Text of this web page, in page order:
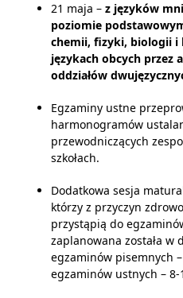
21 maja – z języków
poziomie
chemii, fizyki, biologii i
językach obcych przez
oddziałów
Egzaminy ustne
harmonogramów
przewodniczących
szkołach.
Dodatkowa sesja
którzy z przyczyn
przystąpią do
zaplanowana została w
egzaminów pisemnych
egzaminów ustnych – 8-